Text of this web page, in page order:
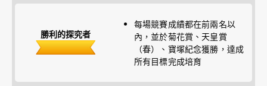
勝利的探究者
每場競賽成績都在前兩名以
內，並於菊花賞、天皇賞
（春）、寶塚紀念獲勝，達成
所有目標完成培育